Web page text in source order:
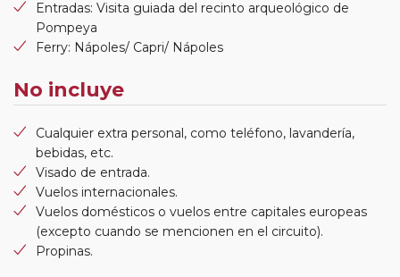
Entradas: Visita guiada del recinto arqueológico de
Pompeya
Ferry: Nápoles/ Capri/ Nápoles
No incluye
Cualquier extra personal, como teléfono, lavandería,
bebidas, etc.
Visado de entrada.
Vuelos internacionales.
Vuelos domésticos o vuelos entre capitales europeas
(excepto cuando se mencionen en el circuito).
Propinas.